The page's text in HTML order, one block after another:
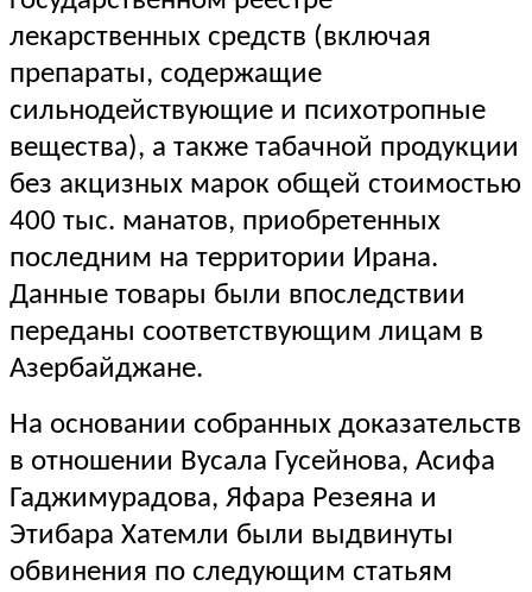
лекарственных средств (включая
препараты, содержащие
сильнодействующие и психотропные
вещества), а также табачной продукции
без акцизных марок общей стоимостью
400 тыс. манатов, приобретенных
последним на территории Ирана.
Данные товары были впоследствии
переданы соответствующим лицам в
Азербайджане.
На основании собранных доказательств
в отношении Вусала Гусейнова, Асифа
Гаджимурадова, Яфара Резеяна и
Этибара Хатемли были выдвинуты
обвинения по следующим статьям